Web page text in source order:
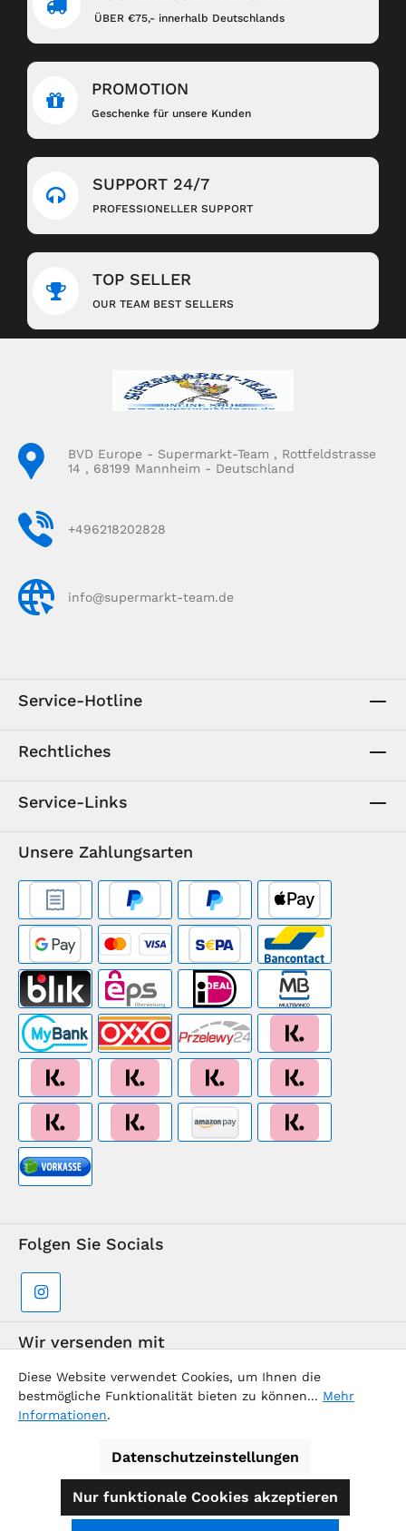
ÜBER €75,- innerhalb Deutschlands
PROMOTION
Geschenke für unsere Kunden
SUPPORT 24/7
PROFESSIONELLER SUPPORT
TOP SELLER
OUR TEAM BEST SELLERS
BVD Europe - Supermarkt-Team , Rottfeldstrasse
14 , 68199 Mannheim - Deutschland
+496218202828
info@supermarkt-team.de
Service-Hotline
Rechtliches
Service-Links
Unsere Zahlungsarten
Folgen Sie Socials
Wir versenden mit
Diese Website verwendet Cookies, um Ihnen die
bestmögliche Funktionalität bieten zu können... Mehr
Informationen.
Datenschutzeinstellungen
Nur funktionale Cookies akzeptieren